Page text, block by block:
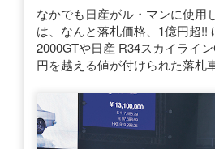
なかでも日産がル・マンに使用
は、なんと落札価格、1億円超!!
2000GTや日産 R34スカイライ
円を越える値が付けられた落札